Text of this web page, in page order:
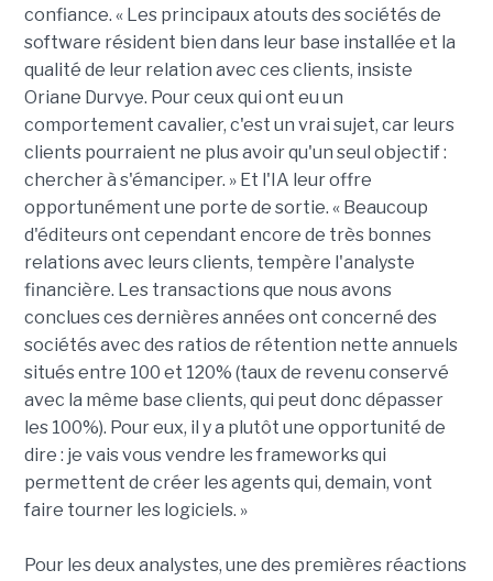
confiance. « Les principaux atouts des sociétés de
software résident bien dans leur base installée et la
qualité de leur relation avec ces clients, insiste
Oriane Durvye. Pour ceux qui ont eu un
comportement cavalier, c'est un vrai sujet, car leurs
clients pourraient ne plus avoir qu'un seul objectif :
chercher à s'émanciper. » Et l'IA leur offre
opportunément une porte de sortie. « Beaucoup
d'éditeurs ont cependant encore de très bonnes
relations avec leurs clients, tempère l'analyste
financière. Les transactions que nous avons
conclues ces dernières années ont concerné des
sociétés avec des ratios de rétention nette annuels
situés entre 100 et 120% (taux de revenu conservé
avec la même base clients, qui peut donc dépasser
les 100%). Pour eux, il y a plutôt une opportunité de
dire : je vais vous vendre les frameworks qui
permettent de créer les agents qui, demain, vont
faire tourner les logiciels. »
Pour les deux analystes, une des premières réactions